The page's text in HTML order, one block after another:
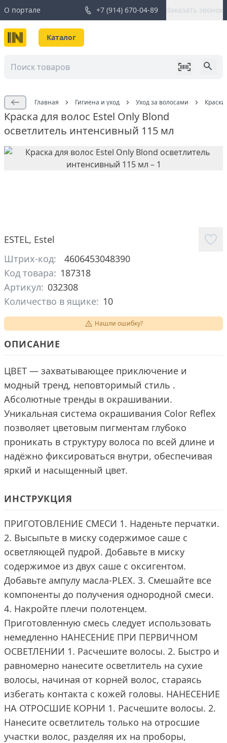
О портале +7 (914) 670-04-89 Заказать звонок
Каталог
Главная Гигиена и уход Уход за волосами
Краска для волос Estel Only Blond
осветлитель интенсивный 115 мл
ESTEL, Estel
Штрих-код:
4606453048390
Код товара: 187318
Артикул: 032308
Количество в ящике: 10
Нашли ошибку?
ОПИСАНИЕ
ЦВЕТ — захватывающее приключение и
модный тренд, неповторимый стиль .
Абсолютные тренды в окрашивании.
Уникальная система окрашивания Color Reflex
позволяет цветовым пигментам глубоко
проникать в структуру волоса по всей длине и
надёжно фиксироваться внутри, обеспечивая
яркий и насыщенный цвет.
ИНСТРУКЦИЯ
ПРИГОТОВЛЕНИЕ СМЕСИ 1. Наденьте перчатки.
2. Высыпьте в миску содержимое саше с
осветляющей пудрой. Добавьте в миску
содержимое из двух саше с оксигентом.
Добавьте ампулу масла-PLEX. 3. Смешайте все
компоненты до получения однородной смеси.
4. Накройте плечи полотенцем.
Приготовленную смесь следует использовать
немедленно НАНЕСЕНИЕ ПРИ ПЕРВИЧНОМ
ОСВЕТЛЕНИИ 1. Расчешите волосы. 2. Быстро и
равномерно нанесите осветлитель на сухие
волосы, начиная от корней волос, стараясь
избегать контакта с кожей головы. НАНЕСЕНИЕ
НА ОТРОСШИЕ КОРНИ 1. Расчешите волосы. 2.
Нанесите осветлитель только на отросшие
участки волос, разделяя их на проборы,